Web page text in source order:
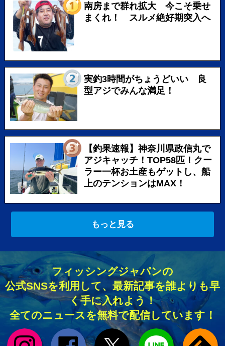
南房まで群れ拡大 今こそ乗せ
まくれ！ スルメ絶好期突入へ
実釣3時間がちょうどいい 良
型アジでみんな満足！
【釣果速報】神奈川県政信丸で
アジキャッチ！TOP58匹！クー
ラー一杯お土産もゲットし、船
上のテンションはMAX！
もっと見る
フィッシングジャパンの
公式SNSを利用して、最新記事を誰よりも早
く手に入れよう！
全てのニュースを無料で配信しています！